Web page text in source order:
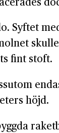
Syftet
fint stoft.
höjd.